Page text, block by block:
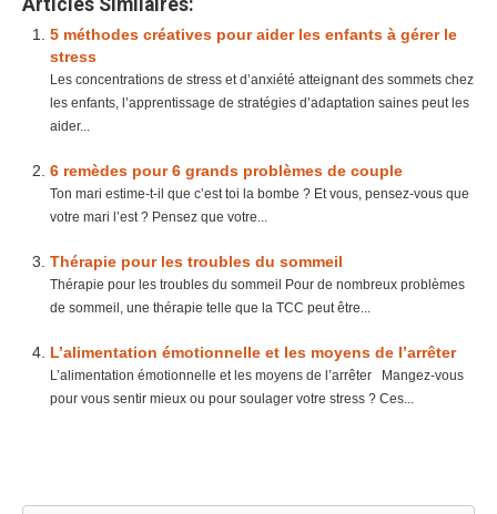
Articles Similaires:
5 méthodes créatives pour aider les enfants à gérer le
stress
Les concentrations de stress et d’anxiété atteignant des sommets chez
les enfants, l’apprentissage de stratégies d’adaptation saines peut les
aider...
6 remèdes pour 6 grands problèmes de couple
Ton mari estime-t-il que c’est toi la bombe ? Et vous, pensez-vous que
votre mari l’est ? Pensez que votre...
Thérapie pour les troubles du sommeil
Thérapie pour les troubles du sommeil Pour de nombreux problèmes
de sommeil, une thérapie telle que la TCC peut être...
L’alimentation émotionnelle et les moyens de l’arrêter
L’alimentation émotionnelle et les moyens de l’arrêter Mangez-vous
pour vous sentir mieux ou pour soulager votre stress ? Ces...